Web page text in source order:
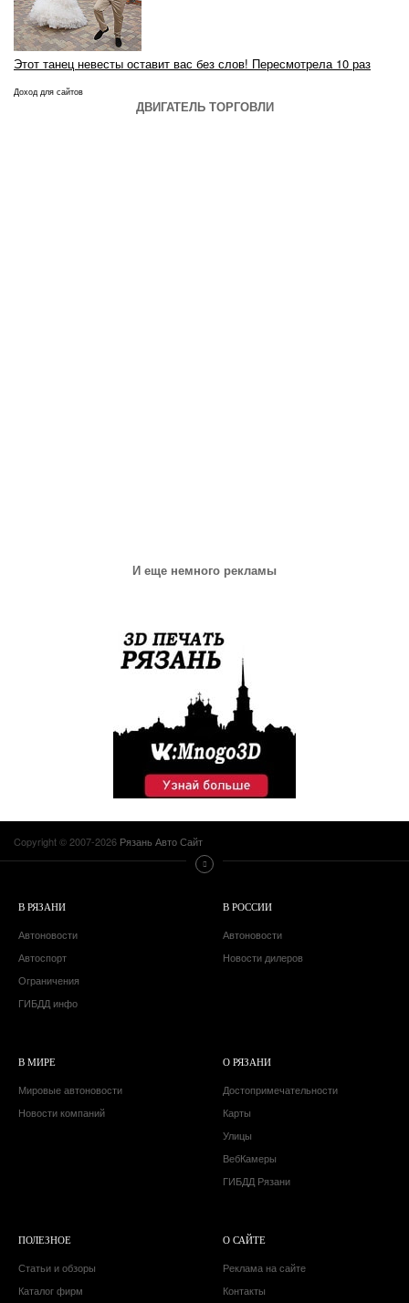
Этот танец невесты оставит вас без слов! Пересмотрела 10 раз
Доход для сайтов
ДВИГАТЕЛЬ ТОРГОВЛИ
И еще немного рекламы
Copyright © 2007-2026 Рязань Авто Сайт
В РЯЗАНИ
Автоновости
Автоспорт
Ограничения
ГИБДД инфо
В РОССИИ
Автоновости
Новости дилеров
В МИРЕ
Мировые автоновости
Новости компаний
О РЯЗАНИ
Достопримечательности
Карты
Улицы
ВебКамеры
ГИБДД Рязани
ПОЛЕЗНОЕ
Статьи и обзоры
Каталог фирм
О САЙТЕ
Реклама на сайте
Контакты